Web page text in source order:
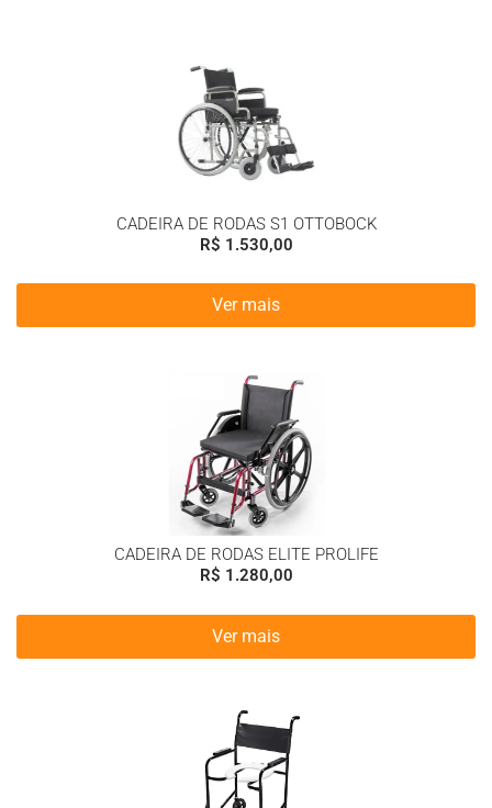
CADEIRA DE RODAS S1 OTTOBOCK
R$ 1.530,00
Ver mais
CADEIRA DE RODAS ELITE PROLIFE
R$ 1.280,00
Ver mais